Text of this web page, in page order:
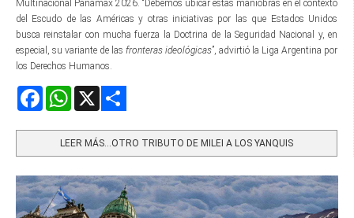
Multinacional Panamax 2026. “Debemos ubicar estas maniobras en el contexto
del Escudo de las Américas y otras iniciativas por las que Estados Unidos
busca reinstalar con mucha fuerza la Doctrina de la Seguridad Nacional y, en
especial, su variante de las fronteras ideológicas”, advirtió la Liga Argentina por
los Derechos Humanos.
FacebookWhatsApp
LEER MÁS…OTRO TRIBUTO DE MILEI A LOS YANQUIS